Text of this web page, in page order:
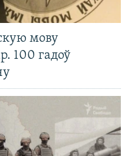
мову
100 гадоў